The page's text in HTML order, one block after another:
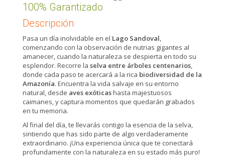
100% Garantizado
Descripción
Pasa un día inolvidable en el Lago Sandoval
comenzando con la observación de nutrias gigantes al
amanecer, cuando la naturaleza se despierta en todo su
esplendor. Recorre la selva entre árboles centenarios
donde cada paso te acercará a la rica biodiversidad de la
Amazonía. Encuentra la vida salvaje en su entorno
natural, desde aves exóticashasta majestuosos
caimanes, y captura momentos que quedarán grabados
en tu memoria.
Al final del día, te llevarás contigo la esencia de la selva,
sintiendo que has sido parte de algo verdaderamente
extraordinario. ¡Una experiencia única que te conectará
profundamente con la naturaleza en su estado más puro!